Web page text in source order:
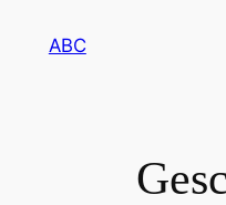
InhaltABC